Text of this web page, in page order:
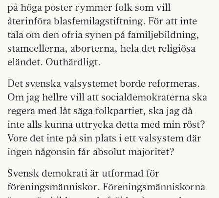
på höga poster rymmer folk som vill
återinföra blasfemilagstiftning. För att inte
tala om den ofria synen på familjebildning,
stamcellerna, aborterna, hela det religiösa
eländet. Outhärdligt.
Det svenska valsystemet borde reformeras.
Om jag hellre vill att socialdemokraterna ska
regera med låt säga folkpartiet, ska jag då
inte alls kunna uttrycka detta med min röst?
Vore det inte på sin plats i ett valsystem där
ingen någonsin får absolut majoritet?
Svensk demokrati är utformad för
föreningsmänniskor. Föreningsmänniskorna